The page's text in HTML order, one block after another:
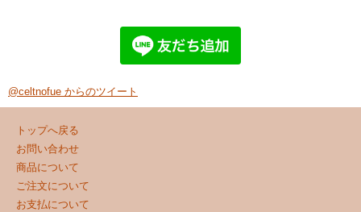
@celtnofue からのツイート
トップへ戻る
お問い合わせ
商品について
ご注文について
お支払について